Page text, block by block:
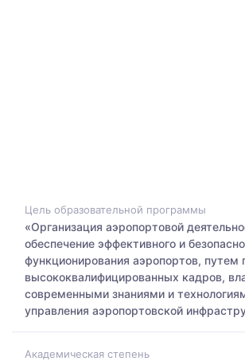
Цель образовательной программы
«Организация аэропортовой
обеспечение эффективного и
функционирования аэропортов, путем
высококвалифицированных кадров,
современными знаниями и
управления аэропортовской
Академическая степень